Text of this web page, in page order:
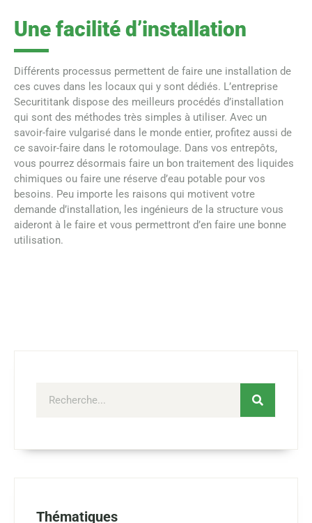
Une facilité d’installation
Différents processus permettent de faire une installation de
ces cuves dans les locaux qui y sont dédiés. L’entreprise
Securititank dispose des meilleurs procédés d’installation
qui sont des méthodes très simples à utiliser. Avec un
savoir-faire vulgarisé dans le monde entier, profitez aussi de
ce savoir-faire dans le rotomoulage. Dans vos entrepôts,
vous pourrez désormais faire un bon traitement des liquides
chimiques ou faire une réserve d’eau potable pour vos
besoins. Peu importe les raisons qui motivent votre
demande d’installation, les ingénieurs de la structure vous
aideront à le faire et vous permettront d’en faire une bonne
utilisation.
Thématiques